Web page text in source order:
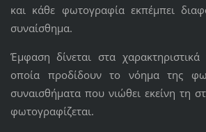
και κάθε φωτογραφία εκπέμπει
συναίσθημα.
Έμφαση δίνεται στα
οποία προδίδουν το νόημα της
συναισθήματα που νιώθει εκείνη τη
φωτογραφίζεται.